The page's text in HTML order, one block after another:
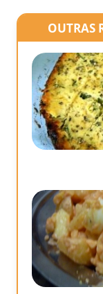
OUTRAS